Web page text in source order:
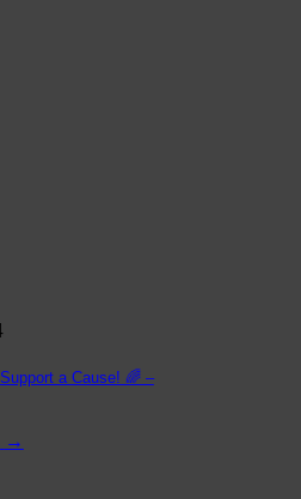
a Cause! 🌈 –
→